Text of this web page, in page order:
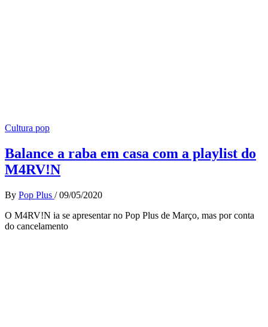
Cultura pop
Balance a raba em casa com a playlist do
M4RV!N
By Pop Plus / 09/05/2020
O M4RV!N ia se apresentar no Pop Plus de Março, mas por conta
do cancelamento